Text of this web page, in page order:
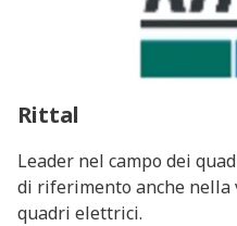
Rittal
Leader nel campo dei
di riferimento anche
quadri elettrici.